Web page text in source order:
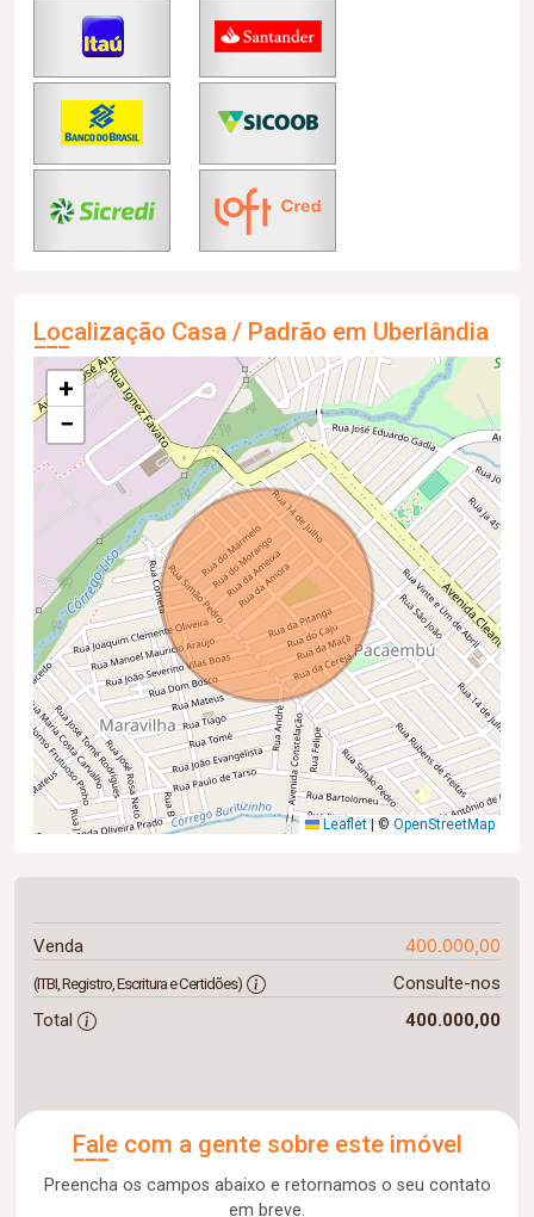
Localização Casa / Padrão em Uberlândia
+
−
Leaflet |©OpenStreetMap
Venda 400.000,00
(ITBI, Registro, Escritura e Certidões)
Consulte-nos
Total
400.000,00
Fale com a gente sobre este imóvel
Preencha os campos abaixo e retornamos o seu contato
em breve.